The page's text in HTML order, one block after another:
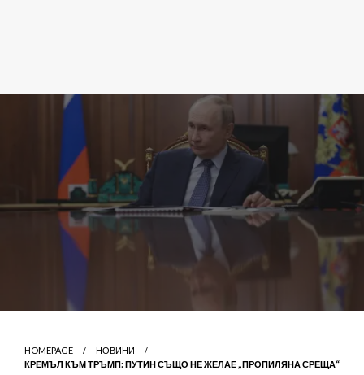
HOMEPAGE
НОВИНИ
КРЕМЪЛ КЪМ ТРЪМП: ПУТИН СЪЩО НЕ ЖЕЛАЕ „ПРОПИЛЯНА СРЕЩА“